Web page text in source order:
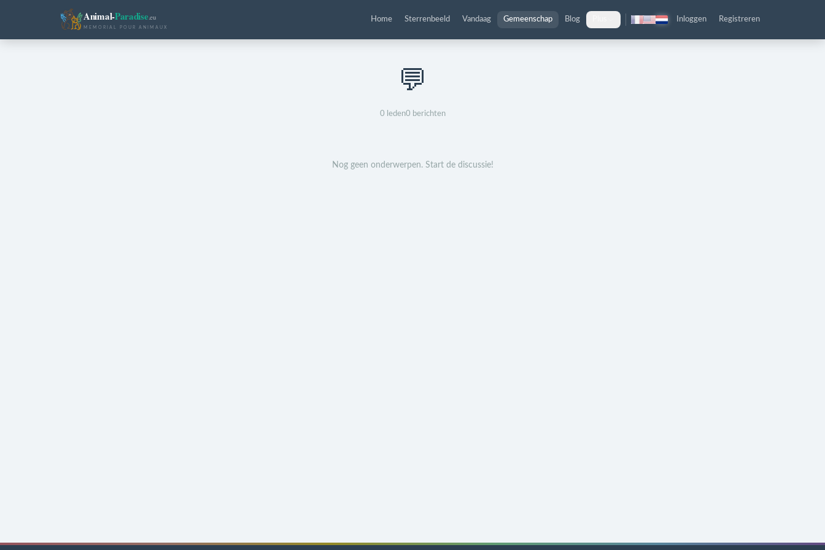
Animal-Paradise .eu
MEMORIAL POUR ANIMAUX
Home Sterrenbeeld Vandaag Gemeenschap Blog Inloggen Registreren
💬
0 leden0 berichten
Nog geen onderwerpen. Start de discussie!